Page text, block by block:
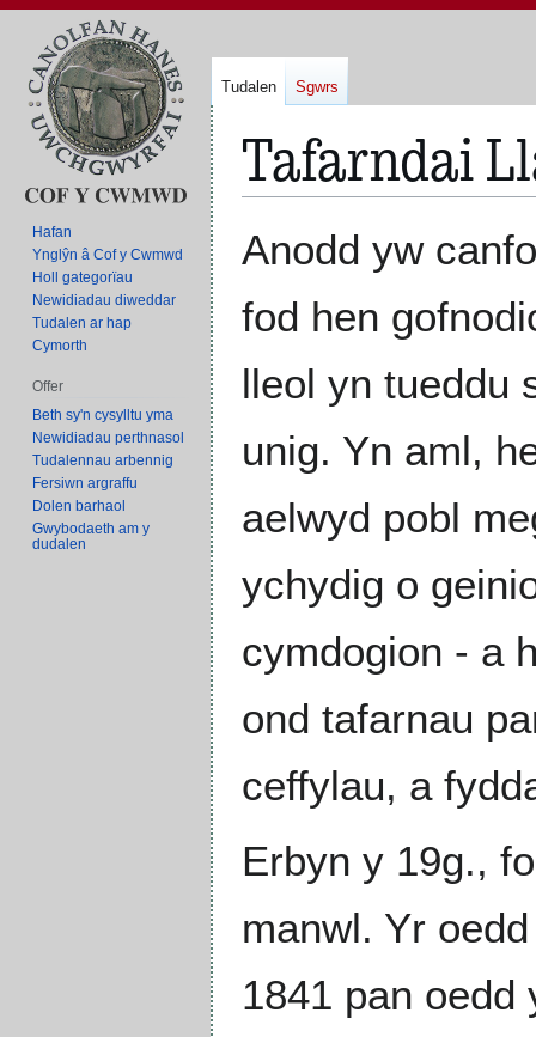
Tafarndai
i'r
llywio
i'r
chwilio
Anodd yw
fod hen
lleol yn tueddu
unig. Yn aml,
aelwyd pobl
ychydig o
cymdogion - a
ond tafarnau
ceffylau, a
Erbyn y 19g.,
manwl. Yr
1841 pan
Tudalen Sgwrs
Hafan
Ynglŷn â Cof y Cwmwd
Holl gategorïau
Newidiadau diweddar
Tudalen ar hap
Cymorth
Offer
Beth sy'n cysylltu yma
Newidiadau perthnasol
Tudalennau arbennig
Fersiwn argraffu
Dolen barhaol
Gwybodaeth am y
dudalen